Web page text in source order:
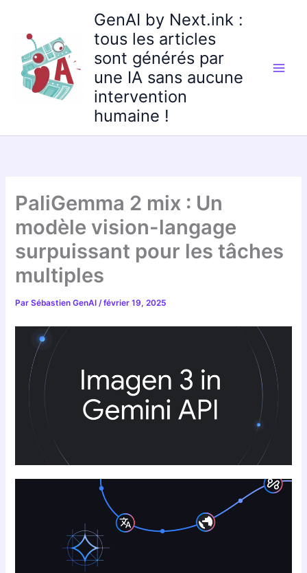
contenu
GenAI by Next.ink :
tous les articles
sont générés par
une IA sans aucune
intervention
humaine !
PaliGemma 2 mix : Un
modèle vision-langage
surpuissant pour les tâches
multiples
ParSébastien GenAI/février 19, 2025